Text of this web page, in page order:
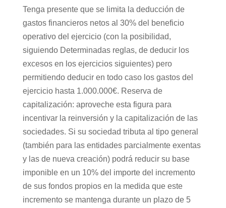
Tenga presente que se limita la deducción de
gastos financieros netos al 30% del beneficio
operativo del ejercicio (con la posibilidad,
siguiendo Determinadas reglas, de deducir los
excesos en los ejercicios siguientes) pero
permitiendo deducir en todo caso los gastos del
ejercicio hasta 1.000.000€. Reserva de
capitalización: aproveche esta figura para
incentivar la reinversión y la capitalización de las
sociedades. Si su sociedad tributa al tipo general
(también para las entidades parcialmente exentas
y las de nueva creación) podrá reducir su base
imponible en un 10% del importe del incremento
de sus fondos propios en la medida que este
incremento se mantenga durante un plazo de 5